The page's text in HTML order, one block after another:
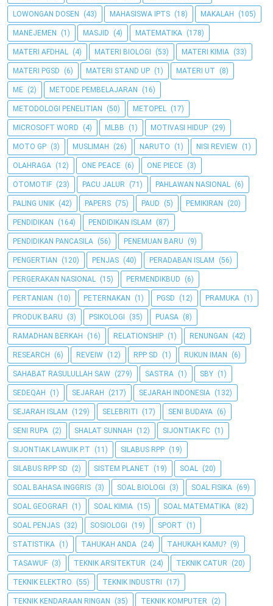
LOWONGAN DOSEN (43) MAHASISWA IPTS (18) MAKALAH (105)
MANEJEMEN (1) MASJID (4) MATEMATIKA (178)
MATERI AFDHAL (4) MATERI BIOLOGI (53) MATERI KIMIA (33)
MATERI PGSD (6) MATERI STAND UP (1) MATERI UT (8)
ME (2) METODE PEMBELAJARAN (16)
METODOLOGI PENELITIAN (50) METOPEL (17)
MICROSOFT WORD (4) MLBB (1) MOTIVASI HIDUP (29)
MOTO GP (3) MUSLIMAH (26) NARUTO (1) NISI REVIEW (1)
OLAHRAGA (12) ONE PEACE (6) ONE PIECE (3)
OTOMOTIF (23) PACU JALUR (71) PAHLAWAN NASIONAL (6)
PALING UNIK (42) PAPERS (75) PAUD (5) PEMIKIRAN (20)
PENDIDIKAN (164) PENDIDIKAN ISLAM (87)
PENDIDIKAN PANCASILA (56) PENEMUAN BARU (9)
PENGERTIAN (120) PENJAS (40) PERADABAN ISLAM (56)
PERGERAKAN NASIONAL (15) PERMENDIKBUD (6)
PERTANIAN (10) PETERNAKAN (1) PGSD (12) PRAMUKA (1)
PRODUK BARU (3) PSIKOLOGI (35) PUASA (8)
RAMADHAN BERKAH (16) RELATIONSHIP (1) RENUNGAN (42)
RESEARCH (6) REVEIW (12) RPP SD (1) RUKUN IMAN (6)
SAHABAT RASULULLAH SAW (279) SASTRA (1) SBY (1)
SEDEQAH (1) SEJARAH (217) SEJARAH INDONESIA (132)
SEJARAH ISLAM (129) SELEBRITI (17) SENI BUDAYA (6)
SENI RUPA (2) SHALAT SUNNAH (12) SIJONTIAK FC (1)
SIJONTIAK LAWUIK P.T (11) SILABUS RPP (19)
SILABUS RPP SD (2) SISTEM PLANET (19) SOAL (20)
SOAL BAHASA INGGRIS (3) SOAL BIOLOGI (3) SOAL FISIKA (69)
SOAL GEOGRAFI (1) SOAL KIMIA (15) SOAL MATEMATIKA (82)
SOAL PENJAS (32) SOSIOLOGI (19) SPORT (1)
STATISTIKA (1) TAHUKAH ANDA (24) TAHUKAH KAMU? (9)
TASAWUF (3) TEKNIK ARSITEKTUR (24) TEKNIK CATUR (20)
TEKNIK ELEKTRO (55) TEKNIK INDUSTRI (17)
TEKNIK KENDARAAN RINGAN (35) TEKNIK KOMPUTER (2)